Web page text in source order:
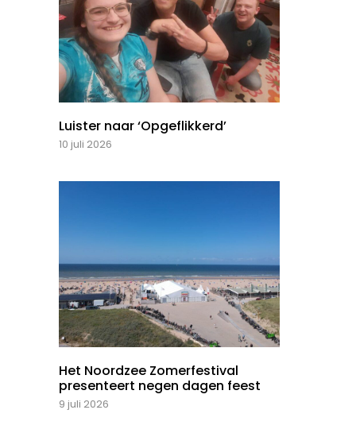
Luister naar ‘Opgeflikkerd’
10 juli 2026
Het Noordzee Zomerfestival
presenteert negen dagen feest
9 juli 2026